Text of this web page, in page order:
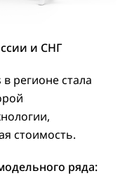
и СНГ
регионе стала
стоимость.
ряда: